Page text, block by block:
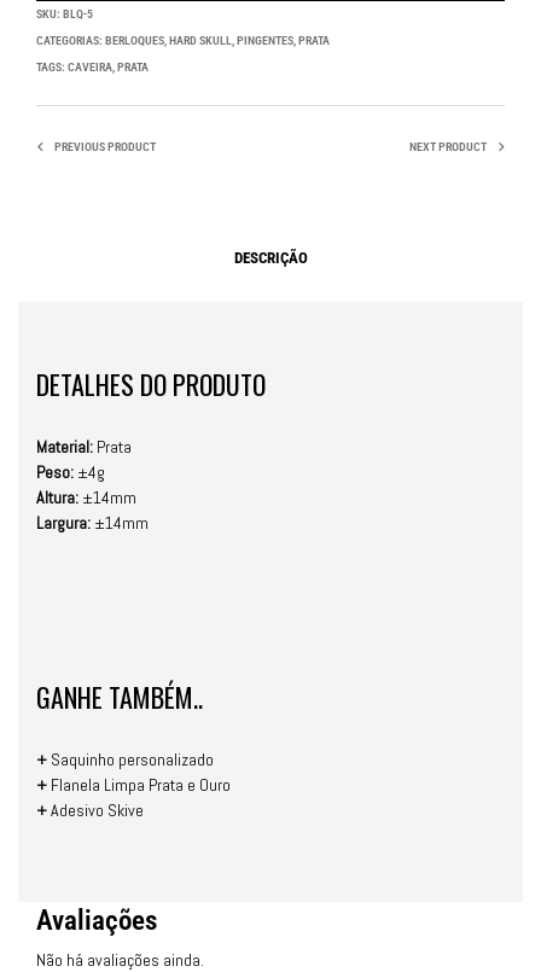
SKU: BLQ-5
CATEGORIAS: BERLOQUES HARD SKULL PINGENTES PRATA
TAGS: CAVEIRA PRATA
PREVIOUS PRODUCT NEXT PRODUCT
DESCRIÇÃO
DETALHES DO PRODUTO
Material: Prata
Peso: ±4g
Altura: ±14mm
Largura: ±14mm
GANHE TAMBÉM..
+ Saquinho personalizado
+ Flanela Limpa Prata e Ouro
+Adesivo Skive
Avaliações
Não há avaliações ainda.